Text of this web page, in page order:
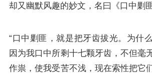
却又幽默风趣的妙文，名曰《口中剿
“口中剿匪，就是把牙齿拔光。为什
因为我口中所剩十七颗牙齿，不但毫
作祟，使我受苦不浅，现在索性把它